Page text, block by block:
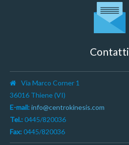
Contatti
Via Marco Corner 1
36016 Thiene (VI)
E-mail: info@centrokinesis.com
Tel.: 0445/820036
Fax: 0445/820036